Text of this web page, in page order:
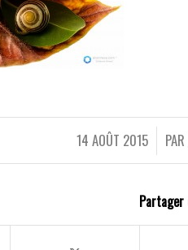
14 AOÛT 2015
/ PAR